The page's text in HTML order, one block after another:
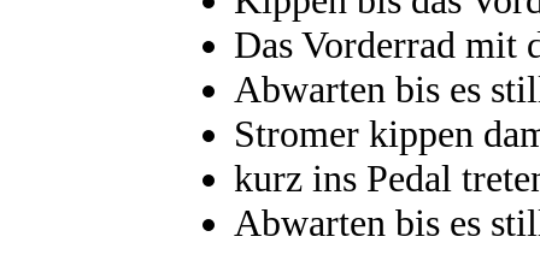
Das Vorderrad mit
Abwarten bis es
Stromer kippen d
kurz ins Pedal
Abwarten bis es